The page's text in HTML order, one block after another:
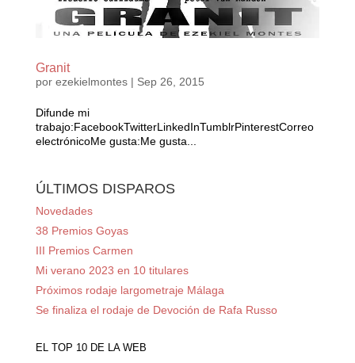
Granit
por ezekielmontes| Sep 26, 2015
Difunde mi
trabajo:FacebookTwitterLinkedInTumblrPinterestCorreo
electrónicoMe gusta:Me gusta...
ÚLTIMOS DISPAROS
Novedades
38 Premios Goyas
III Premios Carmen
Mi verano 2023 en 10 titulares
Próximos rodaje largometraje Málaga
Se finaliza el rodaje de Devoción de Rafa Russo
EL TOP 10 DE LA WEB